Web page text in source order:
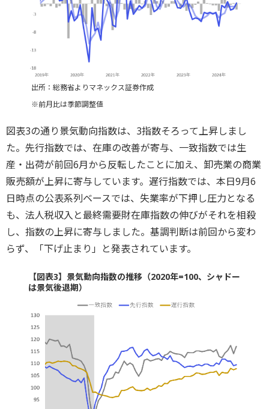
出所：総務省よりマネックス証券作成
※前月比は季節調整値
図表3の通り景気動向指数は、3指数そろって上昇しまし
た。先行指数では、在庫の改善が寄与、一致指数では生
産・出荷が前回6月から反転したことに加え、卸売業の商業
販売額が上昇に寄与しています。遅行指数では、本日9月6
日時点の公表系列ベースでは、失業率が下押し圧力となる
も、法人税収入と最終需要財在庫指数の伸びがそれを相殺
し、指数の上昇に寄与しました。基調判断は前回から変わ
らず、「下げ止まり」と発表されています。
【図表3】景気動向指数の推移（2020年=100、シャドー
は景気後退期）